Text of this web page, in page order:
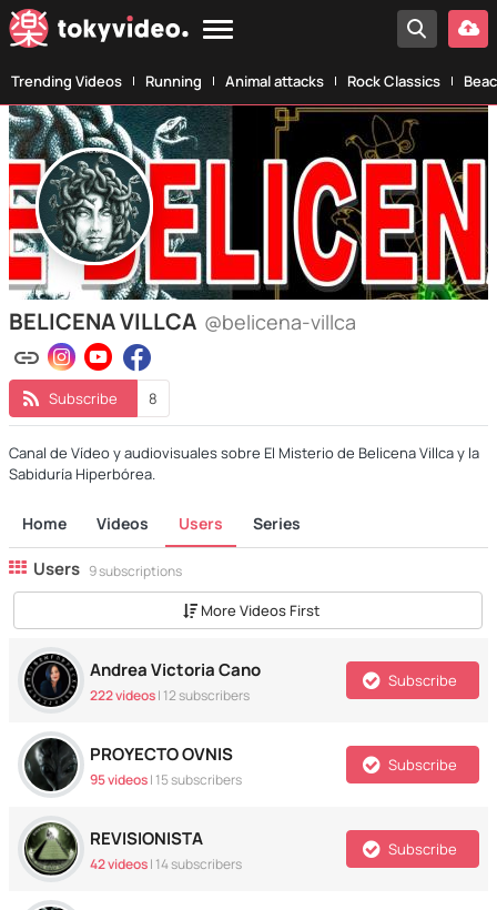
Trending Videos Running Animal attacks Rock Classics
BELICENA VILLCA @belicena-villca
Subscribe 8
Canal de Vídeo y audiovisuales sobre El Misterio de Belicena Villca y la
Sabiduría Hiperbórea.
Home Videos Users Series
Users 9 subscriptions
More Videos First
Andrea Victoria Cano
222 videos| 12subscribers
Subscribe
PROYECTO OVNIS
95 videos| 15subscribers
Subscribe
REVISIONISTA
42 videos| 14subscribers
Subscribe